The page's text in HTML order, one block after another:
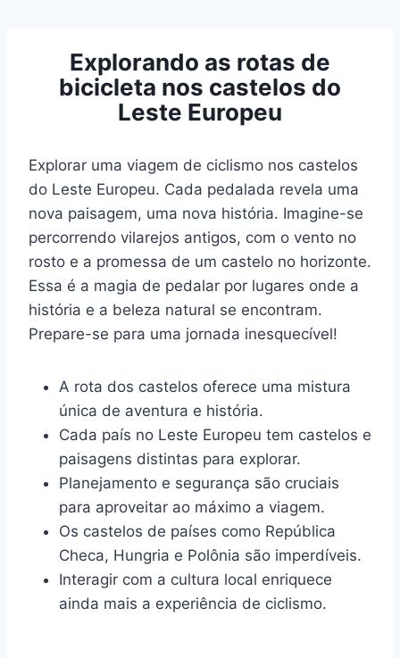
Conteúdo
Explorando as rotas de
bicicleta nos castelos do
Leste Europeu
Explorar uma viagem de ciclismo nos castelos
do Leste Europeu. Cada pedalada revela uma
nova paisagem, uma nova história. Imagine-se
percorrendo vilarejos antigos, com o vento no
rosto e a promessa de um castelo no horizonte.
Essa é a magia de pedalar por lugares onde a
história e a beleza natural se encontram.
Prepare-se para uma jornada inesquecível!
A rota dos castelos oferece uma mistura
única de aventura e história.
Cada país no Leste Europeu tem castelos e
paisagens distintas para explorar.
Planejamento e segurança são cruciais
para aproveitar ao máximo a viagem.
Os castelos de países como República
Checa, Hungria e Polônia são imperdíveis.
Interagir com a cultura local enriquece
ainda mais a experiência de ciclismo.